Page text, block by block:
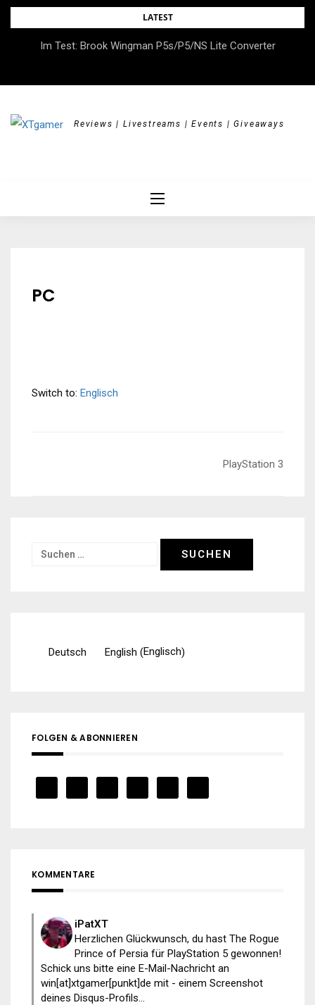
Skip
LATEST
Im Test: Brook Wingman P5s/P5/NS Lite Converter
DOK.fest München 2026 – Empowered, HerStory, Beyond
Reviews | Livestreams | Events | Giveaways
PC
Switch to: Englisch
BeitragsnavigationPlayStation 3
Suchen
Deutsch English (Englisch)
FOLGEN & ABONNIEREN
KOMMENTARE
iPatXT
Herzlichen Glückwunsch, du hast The Rogue
Prince of Persia für PlayStation 5 gewonnen!
Schick uns bitte eine E-Mail-Nachricht an
win[at]xtgamer[punkt]de mit - einem Screenshot
deines Disqus-Profils...